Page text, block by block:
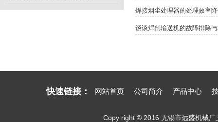
焊接烟尘处理器的处理效率
谈谈焊剂输送机的故障排除
快速链接： 网站首页 公司简介 产品中心
Copy right © 2016 无锡市远盛机械